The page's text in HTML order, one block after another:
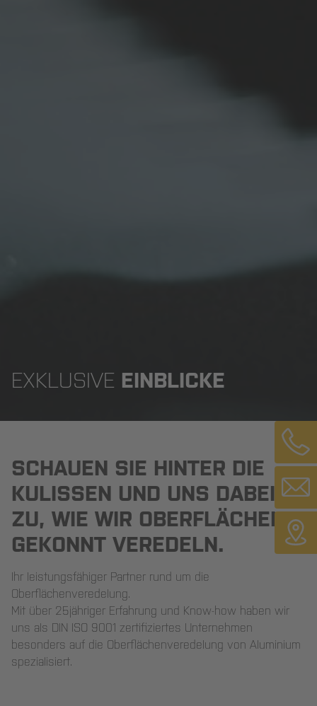
EXKLUSIVE EINBLICKE
SCHAUEN SIE HINTER DIE
KULISSEN UND UNS DABEI
ZU, WIE WIR OBERFLÄCHEN
GEKONNT VEREDELN.
Ihr leistungsfähiger Partner rund um die
Oberflächenveredelung.
Mit über 25jähriger Erfahrung und Know-how haben wir
uns als DIN ISO 9001 zertifiziertes Unternehmen
besonders auf die Oberflächenveredelung von Aluminium
spezialisiert.